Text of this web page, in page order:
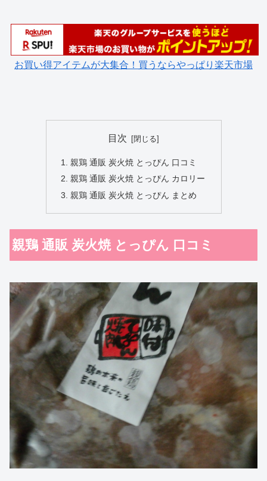
お買い得アイテムが大集合！買うならやっぱり楽天市場
目次
親鶏 通販 炭火焼 とっぴん 口コミ
親鶏 通販 炭火焼 とっぴん カロリー
親鶏 通販 炭火焼 とっぴん まとめ
親鶏 通販 炭火焼 とっぴん 口コミ